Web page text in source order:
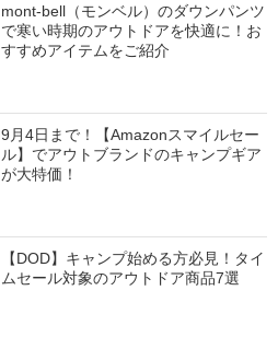
mont-bell（モンベル）のダウンパンツ
で寒い時期のアウトドアを快適に！お
すすめアイテムをご紹介
9月4日まで！【Amazonスマイルセー
ル】でアウトブランドのキャンプギア
が大特価！
【DOD】キャンプ始める方必見！タイ
ムセール対象のアウトドア商品7選